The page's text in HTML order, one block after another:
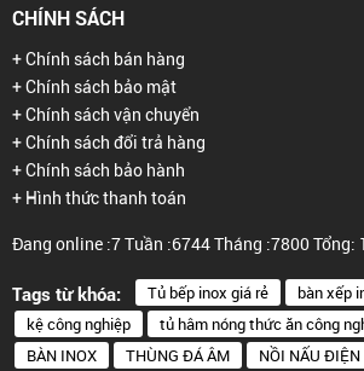
CHÍNH SÁCH
+ Chính sách bán hàng
+ Chính sách bảo mật
+ Chính sách vận chuyển
+ Chính sách đổi trả hàng
+ Chính sách bảo hành
+ Hình thức thanh toán
Đang online :7Tuần :6744Tháng :7800 Tổng:
Tags từ khóa: Tủ bếp inox giá rẻ
bàn xếp
kệ công nghiệp
tủ hâm nóng thức ăn công
BÀN INOX
THÙNG ĐÁ ÂM
NỒI NẤU ĐIỆN